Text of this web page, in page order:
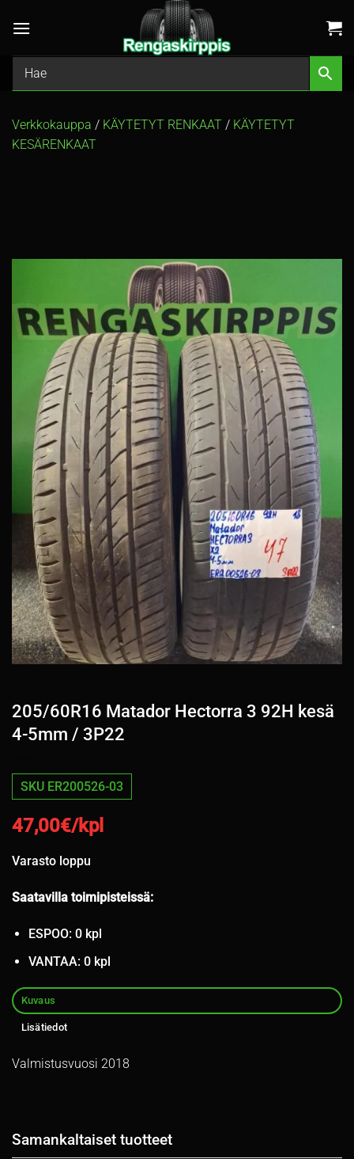
Verkkokauppa / KÄYTETYT RENKAAT / KÄYTETYT
KESÄRENKAAT
205/60R16 Matador Hectorra 3 92H kesä
4-5mm / 3P22
SKU ER200526-03
47,00€/kpl
Varasto loppu
Saatavilla toimipisteissä:
ESPOO: 0 kpl
VANTAA: 0 kpl
Kuvaus
Lisätiedot
Valmistusvuosi 2018
Samankaltaiset tuotteet